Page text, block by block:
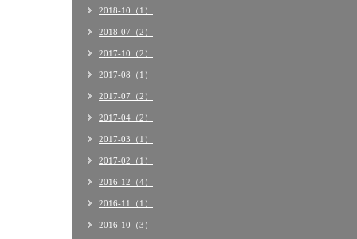
2018-10（1）
2018-07（2）
2017-10（2）
2017-08（1）
2017-07（2）
2017-04（2）
2017-03（1）
2017-02（1）
2016-12（4）
2016-11（1）
2016-10（3）